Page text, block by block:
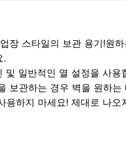
장 스타일의 보관 용기!원
.
및 일반적인 열 설정을 사용
보관하는 경우 벽을 원하
용하지 마세요! 제대로 나